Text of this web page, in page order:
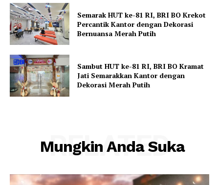
Semarak HUT ke-81 RI, BRI BO Krekot
Percantik Kantor dengan Dekorasi
Bernuansa Merah Putih
Sambut HUT ke-81 RI, BRI BO Kramat
Jati Semarakkan Kantor dengan
Dekorasi Merah Putih
Mungkin Anda Suka
RELATED